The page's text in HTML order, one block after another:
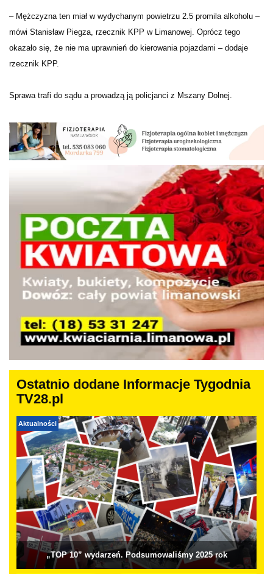
– Mężczyzna ten miał w wydychanym powietrzu 2.5 promila alkoholu –
mówi Stanisław Piegza, rzecznik KPP w Limanowej. Oprócz tego
okazało się, że nie ma uprawnień do kierowania pojazdami – dodaje
rzecznik KPP.
Sprawa trafi do sądu a prowadzą ją policjanci z Mszany Dolnej.
Ostatnio dodane Informacje Tygodnia
TV28.pl
Aktualności
„TOP 10” wydarzeń. Podsumowaliśmy 2025 rok